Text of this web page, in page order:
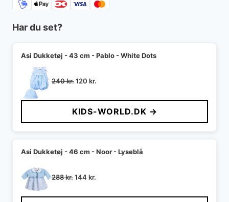
Har du set?
Asi Dukketøj - 43 cm - Pablo - White Dots
240kr.Den
pris
var:
240 kr..
120 kr.
pris
er:
120 kr..
KIDS-WORLD.DK →
Asi Dukketøj - 46 cm - Noor - Lyseblå
288kr.Den
pris
144 kr.
pris